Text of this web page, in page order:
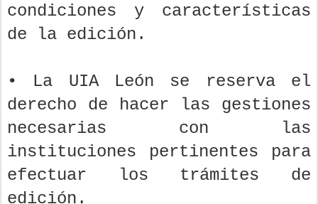
condiciones y características
de la edición.
• La UIA León se reserva el
derecho de hacer las gestiones
necesarias con las
instituciones pertinentes para
efectuar los trámites de
edición.